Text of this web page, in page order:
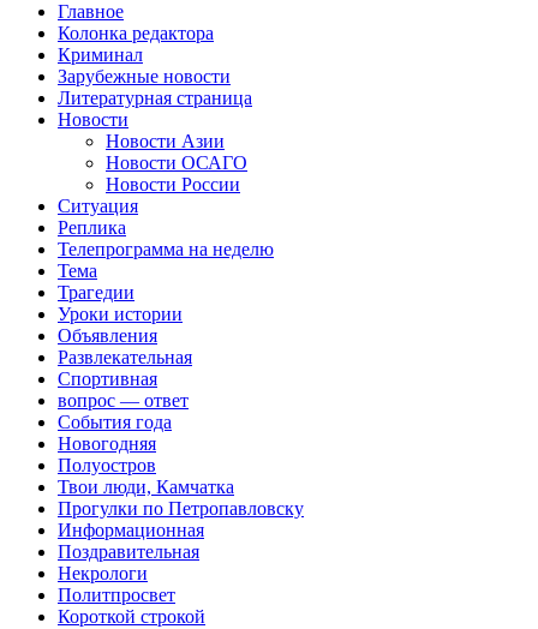
Главное
Колонка редактора
Криминал
Зарубежные новости
Литературная страница
Новости
Новости Азии
Новости ОСАГО
Новости России
Ситуация
Реплика
Телепрограмма на неделю
Тема
Трагедии
Уроки истории
Объявления
Развлекательная
Спортивная
вопрос — ответ
События года
Новогодняя
Полуостров
Твои люди, Камчатка
Прогулки по Петропавловску
Информационная
Поздравительная
Некрологи
Политпросвет
Короткой строкой